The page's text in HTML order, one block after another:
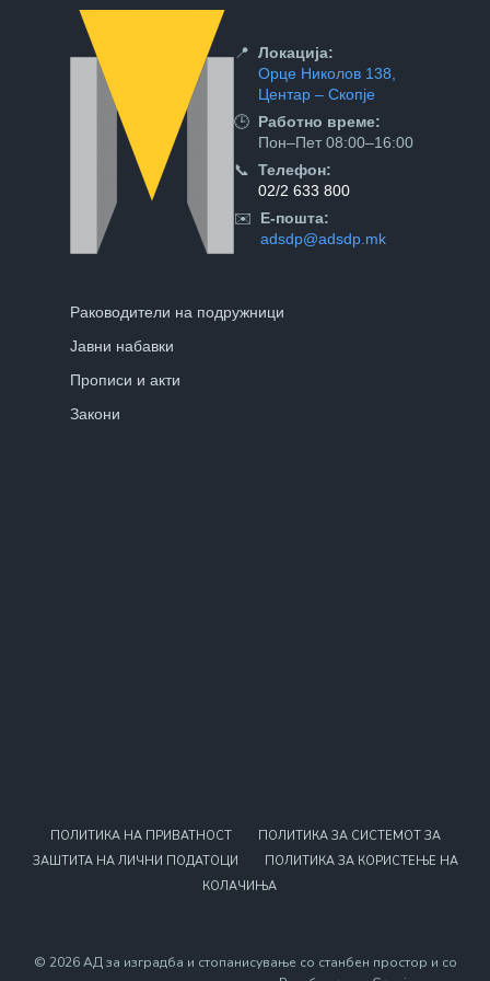
📍 Локација:
Орце Николов 138,
Центар – Скопје
🕒 Работно време:
Пон–Пет 08:00–16:00
📞 Телефон:
02/2 633 800
✉️
Е-пошта:
adsdp@adsdp.mk
Раководители на подружници
Јавни набавки
Прописи и акти
Закони
ПОЛИТИКА НА ПРИВАТНОСТ
ПОЛИТИКА ЗА СИСТЕМОТ ЗА
ЗАШТИТА НА ЛИЧНИ ПОДАТОЦИ
ПОЛИТИКА ЗА КОРИСТЕЊЕ НА
КОЛАЧИЊА
© 2026 АД за изградба и стопанисување со станбен простор и со